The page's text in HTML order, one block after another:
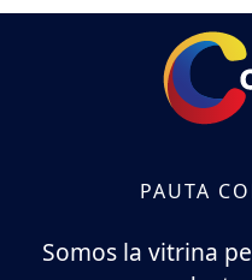
PAUTA
Somos la vitrina